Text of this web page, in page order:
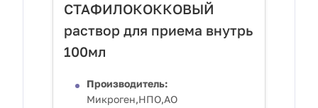
СТАФИЛОКОККОВЫЙ
раствор для приема внутрь
100мл
Производитель:
Микроген,НПО,АО